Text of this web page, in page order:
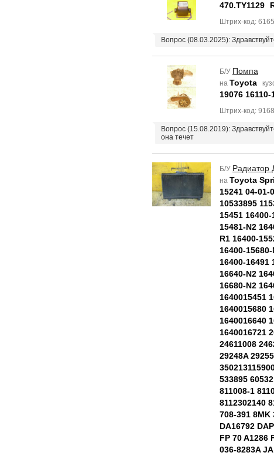
470.TY1129
Штрих-код:
Вопрос (08.03.2025):
Б/У Помпа
на Toyota
19076
Штрих-код:
Вопрос (15.08.2019):
она течет
Б/У Радиатор
на Toyota
15241 04-01-
10533895
15451
15481-N2
R1 16400-
16400-
16400-16491
16640-N2
16680-N2
1640015451
1640015680
1640016640
1640016721
24611008
29248A
533895
811008-1
8112302140
708-391 8MK
DA16792
FP 70 A1286
036-8283A